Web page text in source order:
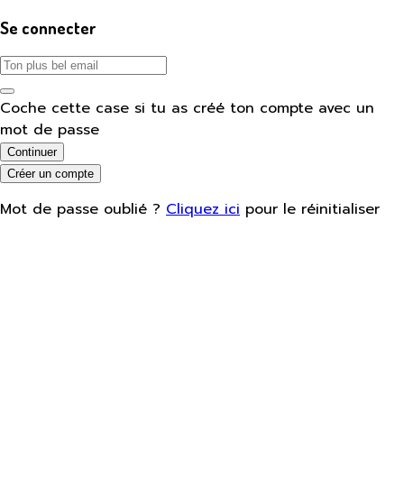
Se connecter
Coche cette case si tu as créé ton compte avec un
mot de passe
Continuer
Créer un compte
Mot de passe oublié ? Cliquez ici pour le réinitialiser